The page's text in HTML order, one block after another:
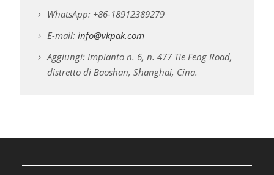
WhatsApp: +86-18912389279
E-mail: info@vkpak.com
Aggiungi: Impianto n. 6, n. 477 Tie Feng Road,
distretto di Baoshan, Shanghai, Cina.